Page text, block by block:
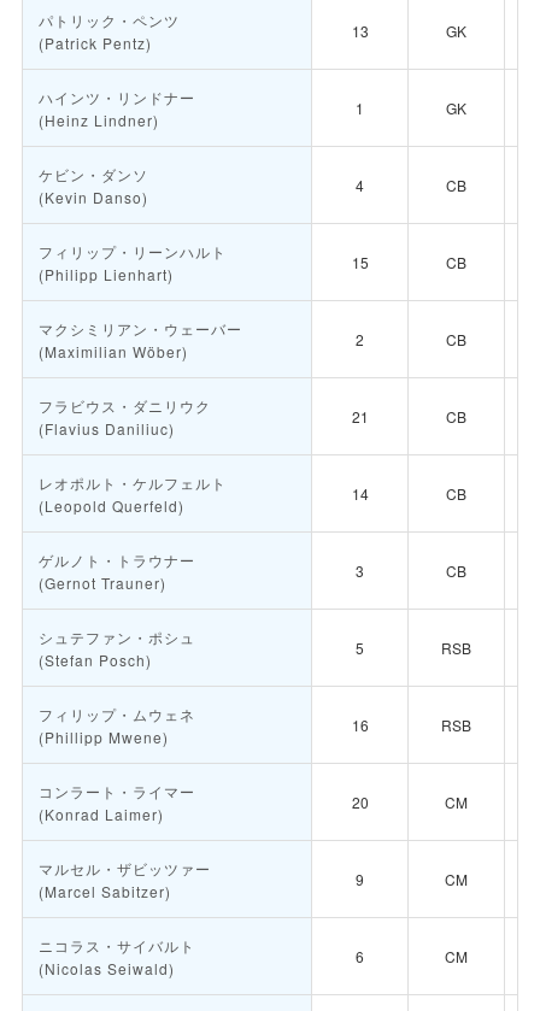
パトリック・ペンツ
(Patrick Pentz)
13 GK
ハインツ・リンドナー
(Heinz Lindner)
1 GK
ケビン・ダンソ
(Kevin Danso)
4 CB
フィリップ・リーンハルト
(Philipp Lienhart)
15 CB
マクシミリアン・ウェーバー
(Maximilian Wöber)
2 CB
フラビウス・ダニリウク
(Flavius Daniliuc)
21 CB
レオポルト・ケルフェルト
(Leopold Querfeld)
14 CB
ゲルノト・トラウナー
(Gernot Trauner)
3 CB
シュテファン・ポシュ
(Stefan Posch)
5 RSB
フィリップ・ムウェネ
(Phillipp Mwene)
16 RSB
コンラート・ライマー
(Konrad Laimer)
20 CM
マルセル・ザビッツァー
(Marcel Sabitzer)
9 CM
ニコラス・サイバルト
(Nicolas Seiwald)
6 CM